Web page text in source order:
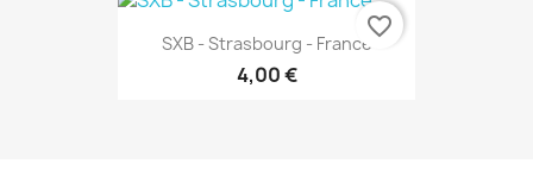
SXB - Strasbourg - France
4,00 €
favorite_border